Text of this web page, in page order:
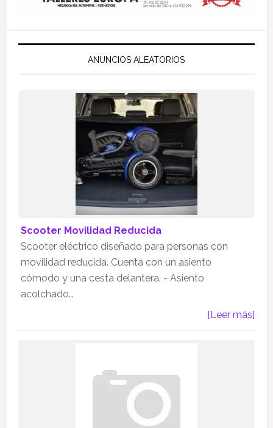
ANUNCIOS ALEATORIOS
Scooter Movilidad Reducida
Scooter eléctrico diseñado para personas con
movilidad reducida. Cuenta con un asiento
cómodo y una cesta delantera. - Asiento
acolchado…
[Leer más]